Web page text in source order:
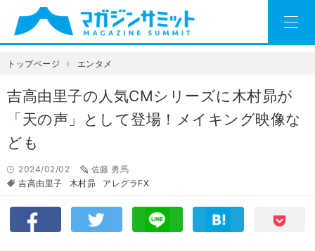
トップページ エンタメ
吉高由里子の人気CMシリーズに木村昴が
「天の声」として登場！メイキング映像な
ども
2024/02/02
佐藤 勇馬
吉高由里子
木村昴 アレグラFX